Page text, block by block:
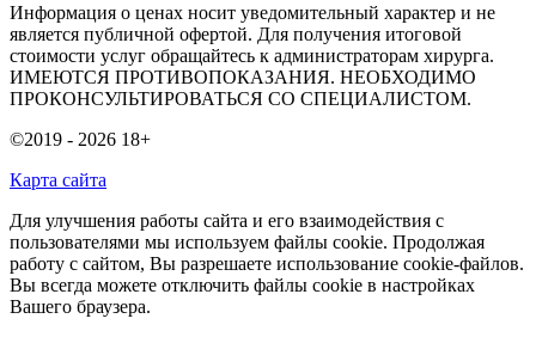
Информация о ценах носит уведомительный характер и не
является публичной офертой. Для получения итоговой
стоимости услуг обращайтесь к администраторам хирурга.
ИМЕЮТСЯ ПРОТИВОПОКАЗАНИЯ. НЕОБХОДИМО
ПРОКОНСУЛЬТИРОВАТЬСЯ СО СПЕЦИАЛИСТОМ.
©2019 - 2026 18+
Карта сайта
Для улучшения работы сайта и его взаимодействия с
пользователями мы используем файлы cookie. Продолжая
работу с сайтом, Вы разрешаете использование cookie-файлов.
Вы всегда можете отключить файлы cookie в настройках
Вашего браузера.